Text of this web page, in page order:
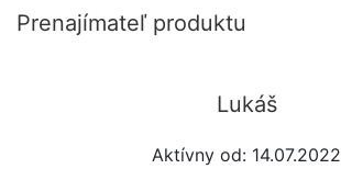
Prenajímateľ produktu
Lukáš
Aktívny od: 14.07.2022